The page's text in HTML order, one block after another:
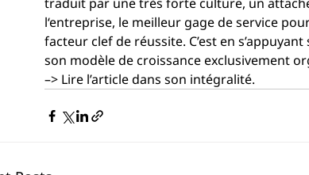
l‘entreprise, le meilleur gage de service pou
facteur clef de réussite. C’est en
son modèle de croissance exclusivement
–> Lire l’article dans son intégralité.